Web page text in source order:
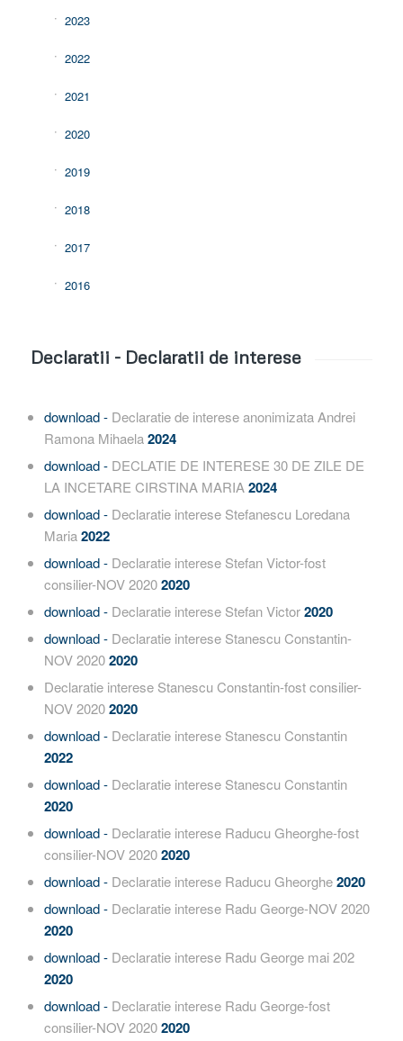
2023
2022
2021
2020
2019
2018
2017
2016
Declaratii - Declaratii de interese
download - Declaratie de interese anonimizata Andrei
Ramona Mihaela2024
download - DECLATIE DE INTERESE 30 DE ZILE DE
LA INCETARE CIRSTINA MARIA2024
download - Declaratie interese Stefanescu Loredana
Maria2022
download - Declaratie interese Stefan Victor-fost
consilier-NOV 20202020
download - Declaratie interese Stefan Victor2020
download - Declaratie interese Stanescu Constantin-
NOV 20202020
Declaratie interese Stanescu Constantin-fost consilier-
NOV 20202020
download - Declaratie interese Stanescu Constantin
2022
download - Declaratie interese Stanescu Constantin
2020
download - Declaratie interese Raducu Gheorghe-fost
consilier-NOV 20202020
download - Declaratie interese Raducu Gheorghe2020
download - Declaratie interese Radu George-NOV 2020
2020
download - Declaratie interese Radu George mai 202
2020
download - Declaratie interese Radu George-fost
consilier-NOV 20202020